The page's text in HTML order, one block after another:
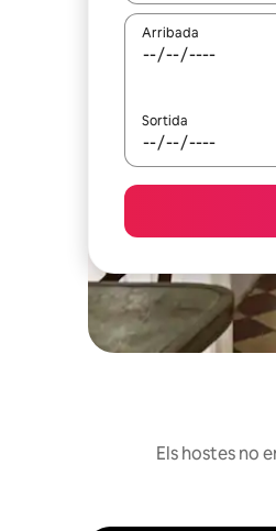
Arribada
Sortida
Els hostes no